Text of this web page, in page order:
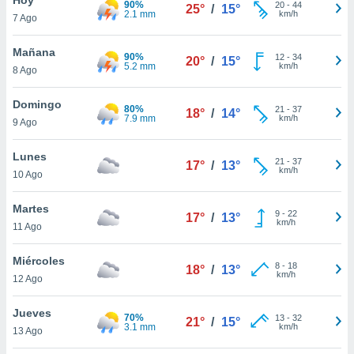
y
en
más
de
7 Ago
90%
2.1 mm
25° / 15° 20- 44
km/h
Mañana
8 Ago
90%
5.2 mm
20° / 15° 12- 34
km/h
Domingo
9 Ago
80%
7.9 mm
18° / 14° 21 - 37
km/h
Lunes
10 Ago
17° / 13° 21 - 37
km/h
Martes
11 Ago
17° / 13° 9- 22
km/h
Miércoles
12 Ago
18° / 13° 8- 18
km/h
Jueves
13 Ago
70%
3.1 mm
21° / 15° 13- 32
km/h